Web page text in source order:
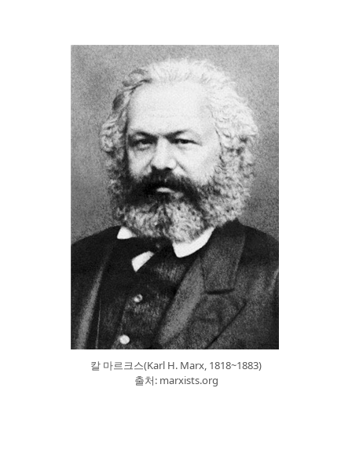
칼 마르크스(Karl H. Marx, 1818~1883)
출처: marxists.org